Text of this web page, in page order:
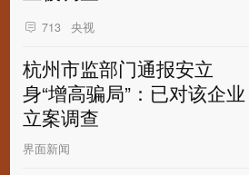
713 央视
杭州市监部门通报安立
身“增高骗局”：已对该企业
立案调查
界面新闻